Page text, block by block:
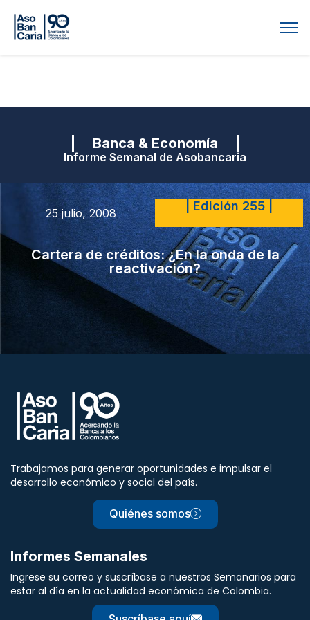
| Banca & Economía |
Informe Semanal de Asobancaria
25 julio, 2008 | Edición 255 |
Cartera de créditos: ¿En la onda de la
reactivación?
Trabajamos para generar oportunidades e impulsar el
desarrollo económico y social del país.
Quiénes somos
Informes Semanales
Ingrese su correo y suscríbase a nuestros Semanarios para
estar al día en la actualidad económica de Colombia.